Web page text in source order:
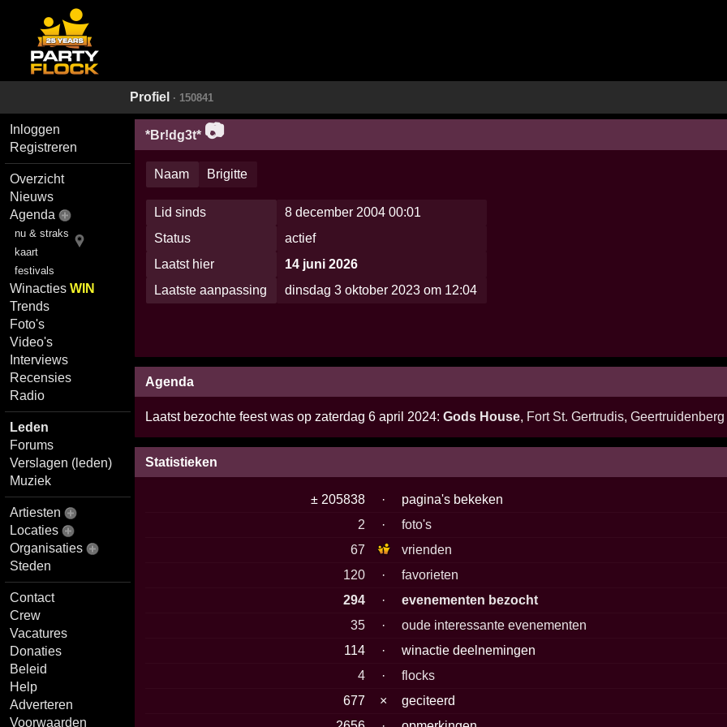
Profiel · 150841
Inloggen
Registreren
Overzicht
Nieuws
Agenda
nu & straks
kaart
festivals
WinactiesWIN
Trends
Foto's
Video's
Interviews
Recensies
Radio
Leden
Forums
Verslagen (leden)
Muziek
Artiesten
Locaties
Organisaties
Steden
Contact
Crew
Vacatures
Donaties
Beleid
Help
Adverteren
Voorwaarden
*Br!dg3t* 📷
Naam Brigitte
Lid sinds
8 december 2004 00:01
Status
actief
Laatst hier
14 juni 2026
Laatste aanpassing
dinsdag 3 oktober 2023 om 12:04
Agenda
Laatst bezochte feest was op zaterdag 6 april 2024: Gods House, Fort St. Gertrudis, Geertruidenberg
Statistieken
± 205838 ·
pagina's bekeken
2
·
foto's
67
vrienden
120
·
favorieten
294
·
evenementen bezocht
35
·
oude interessante evenementen
114
·
winactie deelnemingen
4
·
flocks
677
×
geciteerd